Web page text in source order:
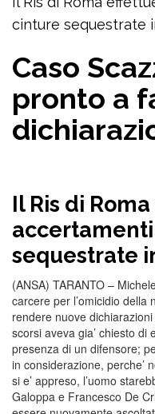
cinture sequestrate
Caso
pronto a
Il Ris di
sequestrate
(ANSA) TARANTO –
carcere per l’omicidio
rendere nuove
scorsi aveva gia’ chiesto
presenza di un difensore;
in considerazione, perche’
si e’ appreso, l’uomo
Galoppa e Francesco De